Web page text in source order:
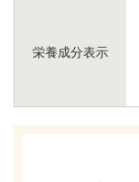
栄養成分表示